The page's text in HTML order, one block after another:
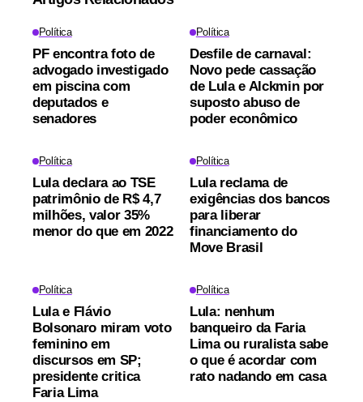
Política
PF encontra foto de
advogado investigado
em piscina com
deputados e
senadores
Política
Desfile de carnaval:
Novo pede cassação
de Lula e Alckmin por
suposto abuso de
poder econômico
Política
Lula declara ao TSE
patrimônio de R$ 4,7
milhões, valor 35%
menor do que em 2022
Política
Lula reclama de
exigências dos bancos
para liberar
financiamento do
Move Brasil
Política
Lula e Flávio
Bolsonaro miram voto
feminino em
discursos em SP;
presidente critica
Faria Lima
Política
Lula: nenhum
banqueiro da Faria
Lima ou ruralista sabe
o que é acordar com
rato nadando em casa